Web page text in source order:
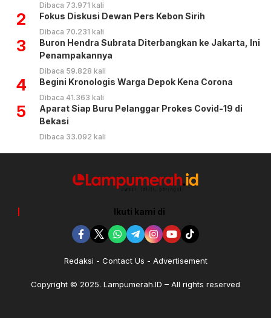
Dibaca 73.971 kali
2 Fokus Diskusi Dewan Pers Kebon Sirih
Dibaca 70.231 kali
3
Buron Hendra Subrata Diterbangkan ke Jakarta, Ini
Penampakannya
Dibaca 59.828 kali
4 Begini Kronologis Warga Depok Kena Corona
Dibaca 41.363 kali
5
Aparat Siap Buru Pelanggar Prokes Covid-19 di
Bekasi
Dibaca 33.092 kali
Ikuti kami di
Redaksi Contact Us Advertisement
Copyright © 2025. Lampumerah.ID – All rights reserved